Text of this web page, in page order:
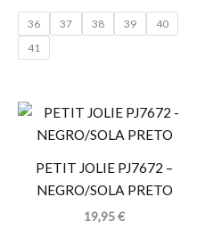
36 37 38 39
40
41
PETIT JOLIE PJ7672 –
NEGRO/SOLA PRETO
19,95€